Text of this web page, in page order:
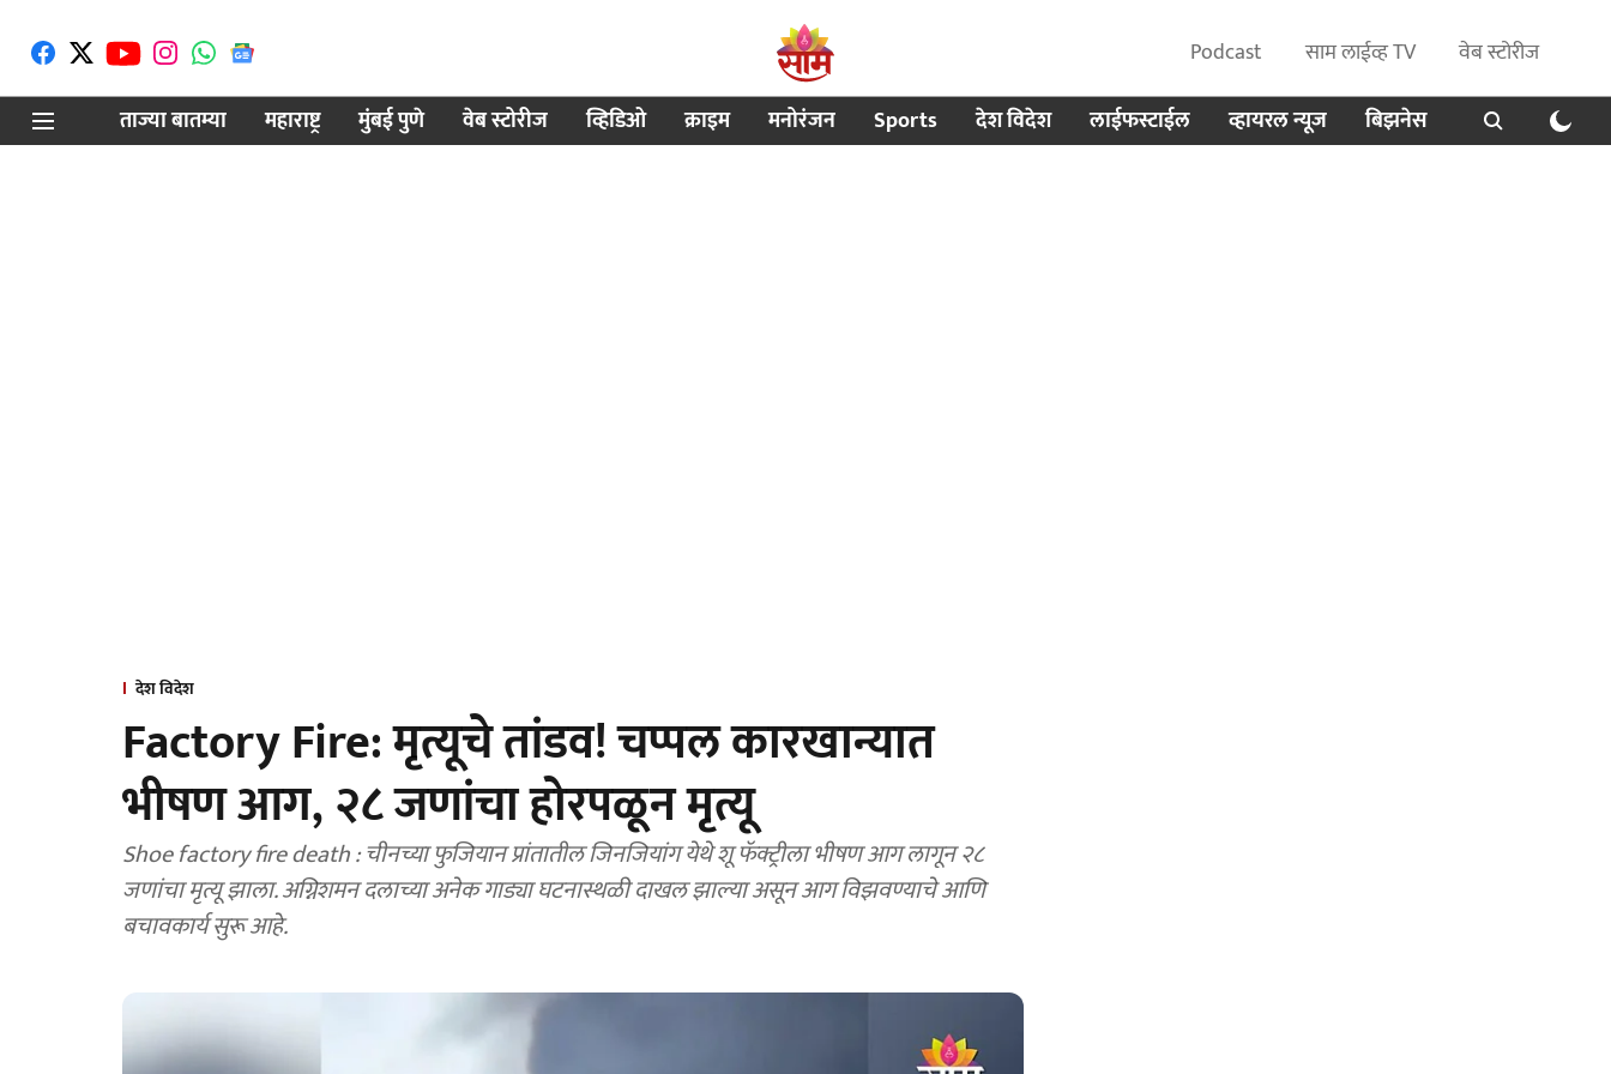
Podcast साम लाईव्ह TV
वेब स्टोरीज
ताज्या बातम्या
महाराष्ट्र मुंबई पुणे वेब स्टोरीज व्हिडिओ क्राइम मनोरंजन Sports देश विदेश लाईफस्टाईल व्हायरल न्यूज बिझनेस
देश विदेश
Factory Fire: मृत्यूचे तांडव! चप्पल कारखान्यात
भीषण आग, २८ जणांचा होरपळून मृत्यू
Shoe factory fire death : चीनच्या फुजियान प्रांतातील जिनजियांग येथे शू फॅक्ट्रीला भीषण आग लागून २८
जणांचा मृत्यू झाला. अग्निशमन दलाच्या अनेक गाड्या घटनास्थळी दाखल झाल्या असून आग विझवण्याचे आणि
बचावकार्य सुरू आहे.